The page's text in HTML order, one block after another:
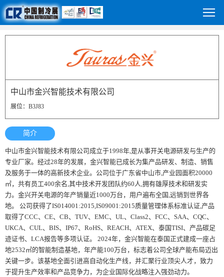
中山市金兴智能技术有限公司
展位：B3J83
简介
中山市金兴智能技术有限公司成立于1998年,是从事开关电源研发与生产的
专业厂家。经过28年的发展，金兴智能已成长为集产品研发、制造、销售
及服务于一体的高新技术企业。公司位于广东省中山市,产业园面积20000
㎡，共有员工400余名,其中技术开发团队约60人,拥有雄厚技术和研发实
力。金兴开关电源的年产销量近1000万台，用户遍布全国,远销到世界各
地。 公司获得了IS014001:2015,IS09001:2015质量管理体系标准认证,产品
取得了CCC、CE、CB、TUV、EMC、UL、Class2、FCC、SAA、CQC、
UKCA、CUL、BIS、IP67、RoHS、REACH、ATEX、泰国TISI、产品碳足
迹证书、LCA报告等多项认证。 2024年，金兴智能在泰国正式建成一座占
地2532㎡的智能制造基地，年产能100万台，标志着公司全球产能布局迈出
关键一步。该基地全面引进高自动化生产线，并汇聚行业顶尖人才，致力
于提升生产效率和产品竞争力，为企业国际化战略注入强劲动力。